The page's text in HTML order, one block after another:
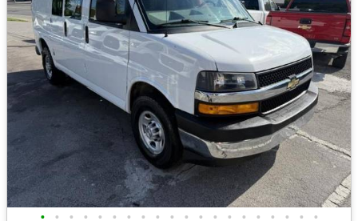
• • • • • • • • • • • • • • • • • • • •